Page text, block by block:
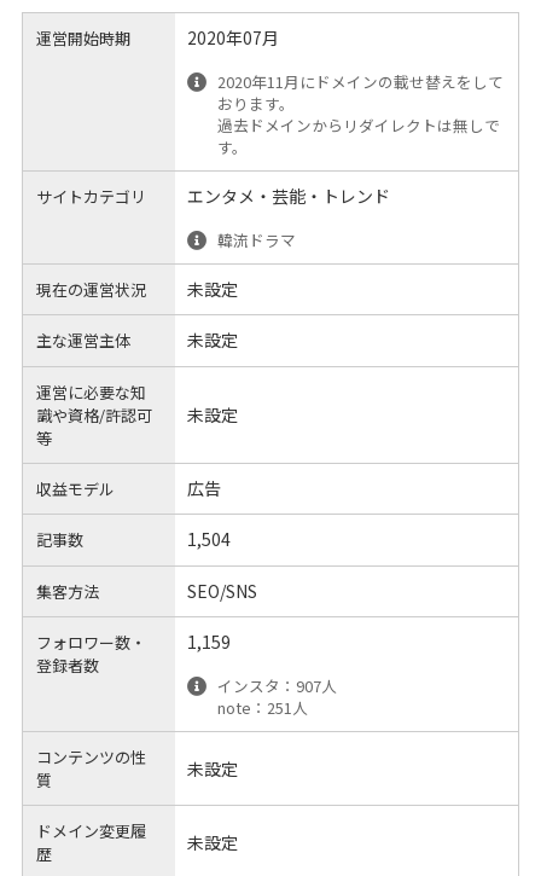
運営開始時期 2020年07月
2020年11月にドメインの載せ替えをして
おります。
過去ドメインからリダイレクトは無しで
す。
サイトカテゴリ エンタメ・芸能・トレンド
韓流ドラマ
現在の運営状況 未設定
主な運営主体 未設定
運営に必要な知
識や資格/許認可
等
未設定
収益モデル 広告
記事数 1,504
集客方法 SEO/SNS
フォロワー数・
登録者数
1,159
インスタ：907人
note：251人
コンテンツの性
質
未設定
ドメイン変更履
歴
未設定